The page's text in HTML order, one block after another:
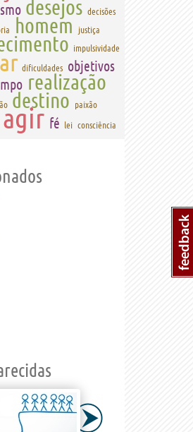
desejos decisões
homem justiça
impulsividade
dificuldades objetivos
realização
destino paixão
agir fé lei consciência